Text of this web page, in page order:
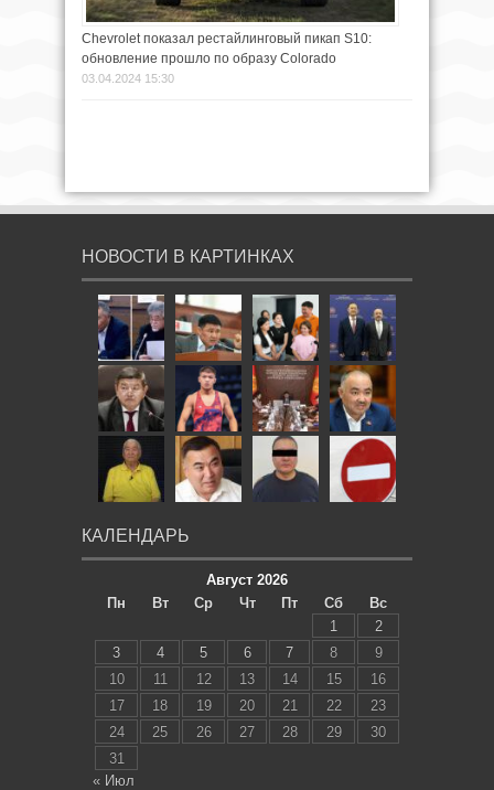
Chevrolet показал рестайлинговый пикап S10:
обновление прошло по образу Colorado
03.04.2024 15:30
НОВОСТИ В КАРТИНКАХ
КАЛЕНДАРЬ
Август 2026
Пн
Вт Ср Чт Пт Сб
Вс
1
2
3
4 5 6 7 8
9
10
11 12 13 14 15
16
17
18 19 20 21 22
23
24
25 26 27 28 29
30
31
« Июл